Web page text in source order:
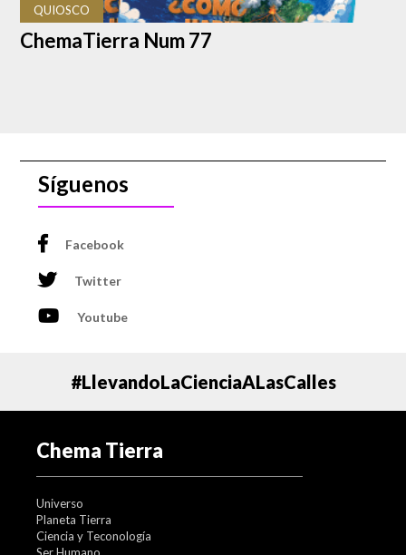
QUIOSCO
ChemaTierra Num 77
Síguenos
Facebook
Twitter
Youtube
#LlevandoLaCienciaALasCalles
Chema Tierra
Universo
Planeta Tierra
Ciencia y Teconología